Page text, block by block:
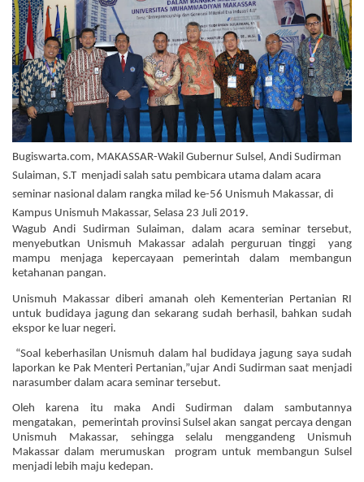
Bugiswarta.com, MAKASSAR-Wakil Gubernur Sulsel, Andi Sudirman
Sulaiman, S.T menjadi salah satu pembicara utama dalam acara
seminar nasional dalam rangka milad ke-56 Unismuh Makassar, di
Kampus Unismuh Makassar, Selasa 23 Juli 2019.
Wagub Andi Sudirman Sulaiman, dalam acara seminar tersebut,
menyebutkan Unismuh Makassar adalah perguruan tinggi yang
mampu menjaga kepercayaan pemerintah dalam membangun
ketahanan pangan.
Unismuh Makassar diberi amanah oleh Kementerian Pertanian RI
untuk budidaya jagung dan sekarang sudah berhasil, bahkan sudah
ekspor ke luar negeri.
“Soal keberhasilan Unismuh dalam hal budidaya jagung saya sudah
laporkan ke Pak Menteri Pertanian,”ujar Andi Sudirman saat menjadi
narasumber dalam acara seminar tersebut.
Oleh karena itu maka Andi Sudirman dalam sambutannya
mengatakan, pemerintah provinsi Sulsel akan sangat percaya dengan
Unismuh Makassar, sehingga selalu menggandeng Unismuh
Makassar dalam merumuskan program untuk membangun Sulsel
menjadi lebih maju kedepan.